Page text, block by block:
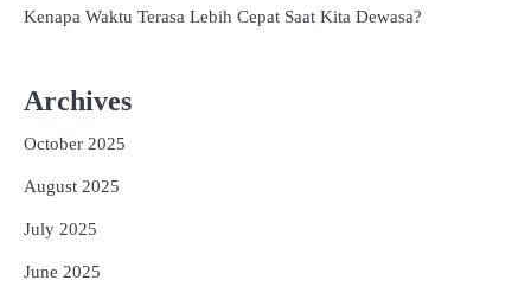
Kenapa Waktu Terasa Lebih Cepat Saat Kita Dewasa?
Archives
October 2025
August 2025
July 2025
June 2025